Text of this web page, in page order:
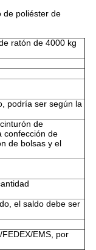
de poliéster de
ratón de 4000 kg
podría ser según la
de
confección de
de bolsas y el
el saldo debe ser
EMS, por